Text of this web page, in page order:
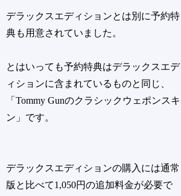
デラックスエディションとは別に予約特
典も用意されていました。
とはいっても予約特典はデラックスエデ
ィションに含まれているものと同じ、
「Tommy Gunのクラシックウェポンスキ
ン」です。
デラックスエディションの購入には通常
版と比べて1,050円の追加料金が必要で